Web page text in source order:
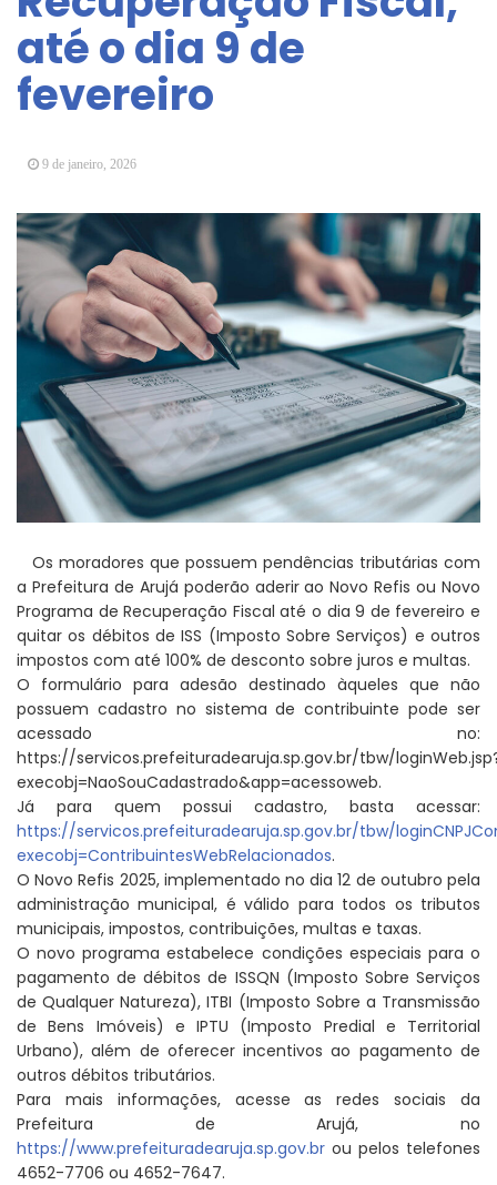
Vereadores Mirins iniciam jornada no Legislativo
com participação em Sessão Simulada
CONDEMAT+ e Sesc Mogi das Cruzes
promovem palestra sobre diversidade e inclusão no
até o dia 9 de
fevereiro
9 de janeiro, 2026
Os moradores que possuem pendências tributárias com
a Prefeitura de Arujá poderão aderir ao Novo Refis ou Novo
Programa de Recuperação Fiscal até o dia 9 de fevereiro e
quitar os débitos de ISS (Imposto Sobre Serviços) e outros
impostos com até 100% de desconto sobre juros e multas.
O formulário para adesão destinado àqueles que não
possuem cadastro no sistema de contribuinte pode ser
acessado no:
https://servicos.prefeituradearuja.sp.gov.br/tbw/
execobj=NaoSouCadastrado&app=acessoweb.
Já para quem possui cadastro, basta acessar:
https://servicos.prefeituradearuja.sp.gov.br/tbw/
execobj=ContribuintesWebRelacionados.
O Novo Refis 2025, implementado no dia 12 de outubro pela
administração municipal, é válido para todos os tributos
municipais, impostos, contribuições, multas e taxas.
O novo programa estabelece condições especiais para o
pagamento de débitos de ISSQN (Imposto Sobre Serviços
de Qualquer Natureza), ITBI (Imposto Sobre a Transmissão
de Bens Imóveis) e IPTU (Imposto Predial e Territorial
Urbano), além de oferecer incentivos ao pagamento de
outros débitos tributários.
Para mais informações, acesse as redes sociais da
Prefeitura de Arujá, no
https://www.prefeituradearuja.sp.gov.br ou pelos telefones
4652-7706 ou 4652-7647.